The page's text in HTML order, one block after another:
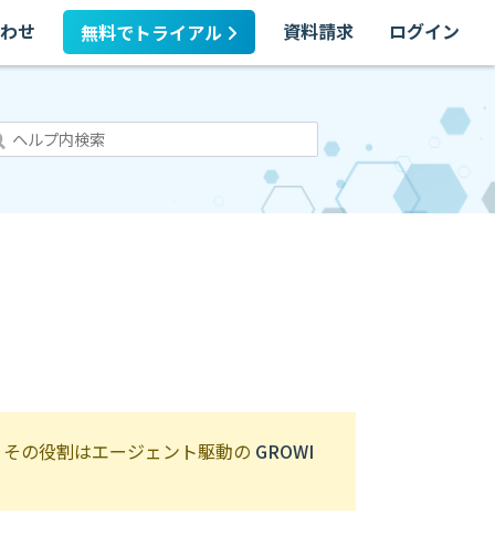
せ 無料でトライアル 資料請求 ログイン
の役割はエージェント駆動の GROWI